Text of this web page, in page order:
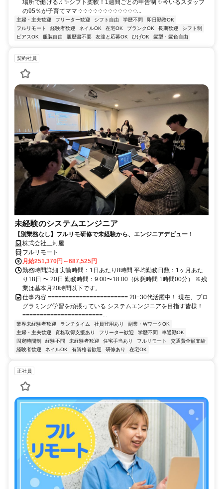
場所で働ける♫ ✨シフト柔軟！1週間ごとの申告制 ✨今いるスタッフ
の95％が子育てママ ༶ ༶ ༶ ༶ ༶ ༶ ༶ ༶ ༶ ༶ ༶ ༶...
主婦・主夫歓迎 フリーター歓迎 シフト自由 学歴不問
即日勤務OK
フルリモート
経験者歓迎 ネイルOK 在宅OK ブランクOK 長期歓迎
シフト制
ピアスOK
服装自由 履歴書不要 友達と応募OK ひげOK 髪型・髪色自由
契約社員
未経験のシステムエンジニア
【別業務なし】フルリモ研修で未経験から、エンジニアデビュー！
株式会社三河屋
フルリモート
月給251,370円～687,525円
勤務時間詳細 実働時間：1日あたり8時間 平均勤務日数：1ヶ月あた
り18日 〜 20日 勤務時間：9:00〜18:00（休憩時間 1時間00分） ※残
業は基本月20時間以下です。
仕事内容 ======================= 20−30代活躍中！ 現在、プロ
グラミング学習を頑張っている システムエンジニアを目指す皆様！
=======================...
業界未経験者歓迎 ランチタイム 社員登用あり
副業・WワークOK
主婦・主夫歓迎
資格取得支援あり フリーター歓迎 学歴不問
車通勤OK
固定時間制
経験不問 未経験者歓迎 住宅手当あり フルリモート
交通費全額支給
経験者歓迎
ネイルOK 有資格者歓迎 研修あり 在宅OK
正社員